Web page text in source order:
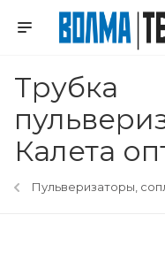
Трубка
Калета
Пульверизаторы,